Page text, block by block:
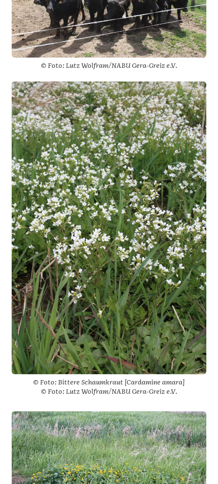
© Foto: Lutz Wolfram/NABU Gera-Greiz e.V.
© Foto: Bittere Schaumkraut [Cardamine amara]
© Foto: Lutz Wolfram/NABU Gera-Greiz e.V.